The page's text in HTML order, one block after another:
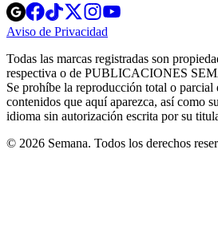
Opens
in
new
Opens
in
new
Opens
in
new
window
Opens
new
windowwindow
Aviso de Privacidad
new
window
Todas las marcas registradas son
respectiva o de PUBLICACIONES
Se prohíbe la reproducción total o parcial
contenidos que aquí aparezca, así como
idioma sin autorización escrita por su
© 2026 Semana. Todos los derechos